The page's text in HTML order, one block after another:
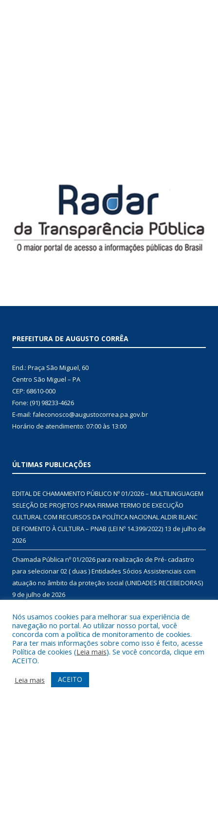
PREFEITURA DE AUGUSTO CORRÊA
End.: Praça São Miguel, 60
Centro São Miguel – PA
CEP: 68610-000
Fone: (91) 98233-4626
E-mail: faleconosco@augustocorrea.pa.gov.br
Horário de atendimento: 07:00 às 13:00
ÚLTIMAS PUBLICAÇÕES
EDITAL DE CHAMAMENTO PÚBLICO Nº 01/2026 – MULTILINGUAGEM
SELEÇÃO DE PROJETOS PARA FIRMAR TERMO DE EXECUÇÃO
CULTURAL COM RECURSOS DA POLÍTICA NACIONAL ALDIR BLANC
DE FOMENTO À CULTURA – PNAB (LEI Nº 14.399/2022) 13 de julho de
2026
Chamada Pública nº 01/2026 para realização de Pré- cadastro
para selecionar 02 ( duas ) Entidades Sócios Assistenciais com
atuação no âmbito da proteção social (UNIDADES RECEBEDORAS)
9 de julho de 2026
Chamada Pública nº 01/2026 para aquisição de gêneros
alimentícios da agricultura familiar, com dispensa de licitação, no
âmbito do Programa de Aquisição de Alimentos – modalidade
compra com doação simultânea – para doação às instituições
que assistam famílias em situação de desproteção social e
insegurança alimentar, conforme disposto no Termo de Adesão
nº 01460/2022.
9 de julho de 2026
Nós usamos cookies para melhorar sua experiência de
navegação no portal. Ao utilizar nosso portal, você
concorda com a política de monitoramento de cookies.
Para ter mais informações sobre como isso é feito, acesse
Política de cookies (Leia mais). Se você concorda, clique em
ACEITO.
Leia mais
ACEITO